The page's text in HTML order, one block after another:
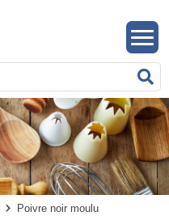
Poivre noir moulu